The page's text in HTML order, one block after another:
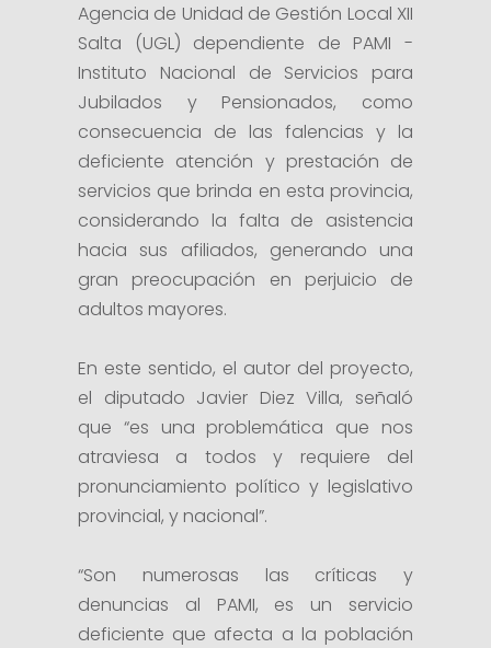
Agencia de Unidad de Gestión Local XII
Salta (UGL) dependiente de PAMI -
Instituto Nacional de Servicios para
Jubilados y Pensionados, como
consecuencia de las falencias y la
deficiente atención y prestación de
servicios que brinda en esta provincia,
considerando la falta de asistencia
hacia sus afiliados, generando una
gran preocupación en perjuicio de
adultos mayores.
En este sentido, el autor del proyecto,
el diputado Javier Diez Villa, señaló
que “es una problemática que nos
atraviesa a todos y requiere del
pronunciamiento político y legislativo
provincial, y nacional”.
“Son numerosas las críticas y
denuncias al PAMI, es un servicio
deficiente que afecta a la población